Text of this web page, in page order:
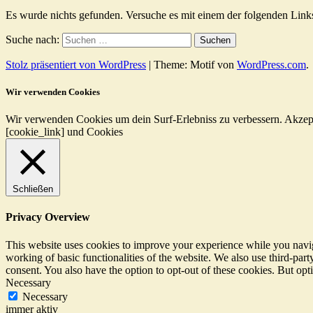
Es wurde nichts gefunden. Versuche es mit einem der folgenden
Suche nach:
Stolz präsentiert von WordPress | Theme: Motif von WordPress.com.
Wir verwenden Cookies
Wir verwenden Cookies um dein Surf-Erlebniss zu verbessern.
[cookie_link] und Cookies
Schließen
Privacy Overview
This website uses cookies to improve your experience while you
working of basic functionalities of the website. We also use third-
consent. You also have the option to opt-out of these cookies. But
Necessary
Necessary
immer aktiv